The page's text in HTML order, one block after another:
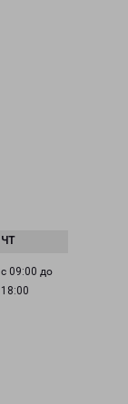
с 09:00 до
18:00